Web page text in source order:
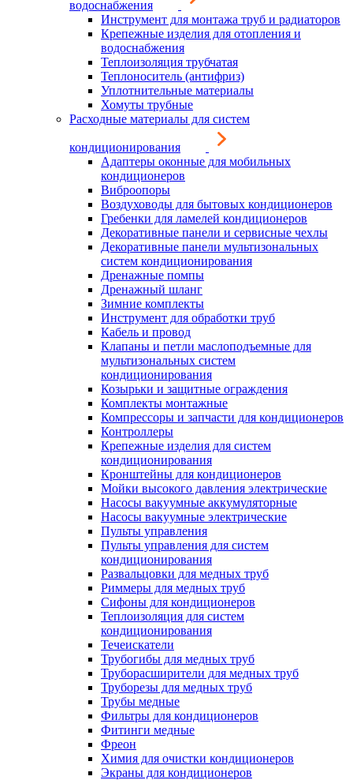
водоснабжения
Инструмент для монтажа труб и радиаторов
Крепежные изделия для отопления и
водоснабжения
Теплоизоляция трубчатая
Теплоноситель (антифриз)
Уплотнительные материалы
Хомуты трубные
Расходные материалы для систем
кондиционирования
Адаптеры оконные для мобильных
кондиционеров
Виброопоры
Воздуховоды для бытовых кондиционеров
Гребенки для ламелей кондиционеров
Декоративные панели и сервисные чехлы
Декоративные панели мультизональных
систем кондиционирования
Дренажные помпы
Дренажный шланг
Зимние комплекты
Инструмент для обработки труб
Кабель и провод
Клапаны и петли маслоподъемные для
мультизональных систем
кондиционирования
Козырьки и защитные ограждения
Комплекты монтажные
Компрессоры и запчасти для кондиционеров
Контроллеры
Крепежные изделия для систем
кондиционирования
Кронштейны для кондиционеров
Мойки высокого давления электрические
Насосы вакуумные аккумуляторные
Насосы вакуумные электрические
Пульты управления
Пульты управления для систем
кондиционирования
Развальцовки для медных труб
Риммеры для медных труб
Сифоны для кондиционеров
Теплоизоляция для систем
кондиционирования
Течеискатели
Трубогибы для медных труб
Труборасширители для медных труб
Труборезы для медных труб
Трубы медные
Фильтры для кондиционеров
Фитинги медные
Фреон
Химия для очистки кондиционеров
Экраны для кондиционеров